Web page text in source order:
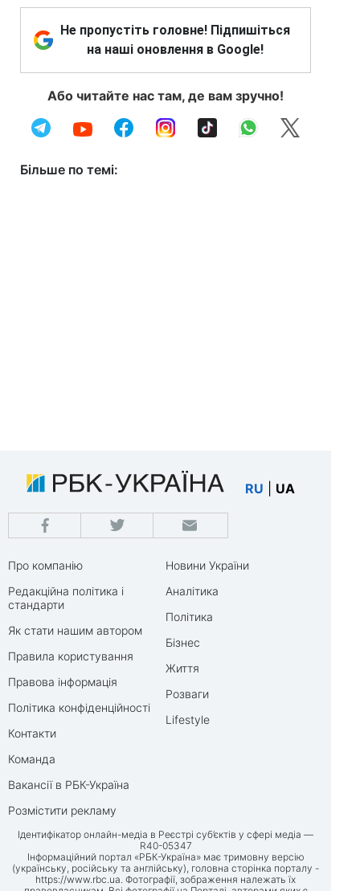
Не пропустіть головне! Підпишіться
на наші оновлення в Google!
Або читайте нас там, де вам зручно!
Більше по темі:
RU UA
Про компанію
Редакційна політика і
стандарти
Як стати нашим автором
Правила користування
Правова інформація
Політика конфіденційності
Контакти
Команда
Вакансії в РБК-Україна
Розмістити рекламу
Новини України
Аналітика
Політика
Бізнес
Життя
Розваги
Lifestyle
Ідентифікатор онлайн-медіа в Реєстрі суб’єктів у сфері медіа —
R40-05347
Інформаційний портал «РБК-Україна» має тримовну версію
(українську, російську та англійську), головна сторінка порталу -
https://www.rbc.ua. Фотографії, зображення належать їх